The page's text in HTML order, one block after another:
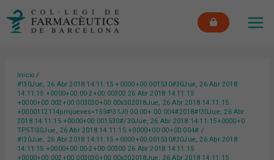
Inicio
#!30Jue, 26 Abr 2018 14:11:15 +0000+00:001530#30Jue, 26 Abr 2018
14:11:15 +0000+00:00-2+00:00300 26 Abr 2018 14:11:15
+0000+00:002+00:003030+00:00x302018Jue, 26 Abr 2018 14:11:15
+0000112114pmjueves=159#!31J0 00:00+ 00:004#2018#!30Jue, 26 Abr
2018 14:11:15 +0000+00:001530#/30Jue, 26 Abr 2018 14:11:15+0000+0
TP5T!30Jue, 26 Abr 2018 14:11:15 +0000+00:00+00:004#
#!30Jue, 26 Abr 2018 14:11:15 +0000+00:001530#30Jue, 26 Abr 2018
14:11:15 +0000+00:00-2+00:00300 26 Abr 2018 14:11:15
+0000+00:002+00:003030+00:00x302018Jue, 26 Abr 2018 14:11:15